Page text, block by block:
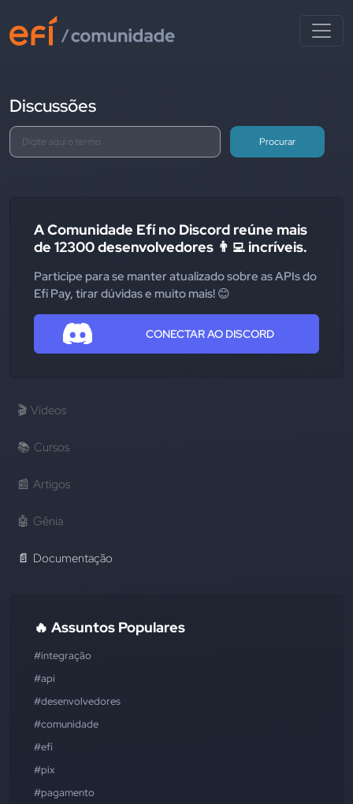
Discussões
Procurar
A Comunidade Efí no Discord reúne mais
de 12300 desenvolvedores 👨‍💻 incríveis.
Participe para se manter atualizado sobre as APIs do
Efí Pay, tirar dúvidas e muito mais! 😊
CONECTAR AO DISCORD
🎬 Vídeos
📚 Cursos
📰 Artigos
🤖 Gênia
📄 Documentação
🔥 Assuntos Populares
#integração
#api
#desenvolvedores
#comunidade
#efí
#pix
#pagamento